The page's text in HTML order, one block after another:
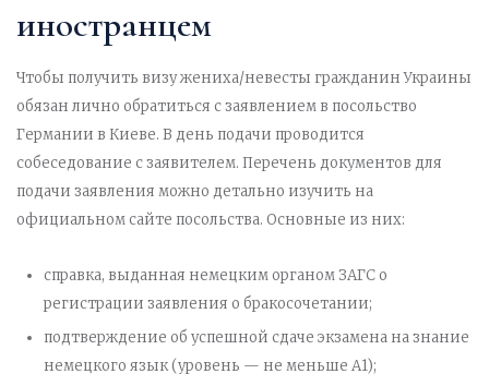
иностранцем
Чтобы получить визу жениха/невесты гражданин Украины
обязан лично обратиться с заявлением в посольство
Германии в Киеве. В день подачи проводится
собеседование с заявителем. Перечень документов для
подачи заявления можно детально изучить на
официальном сайте посольства. Основные из них:
справка, выданная немецким органом ЗАГС о
регистрации заявления о бракосочетании;
подтверждение об успешной сдаче экзамена на знание
немецкого язык (уровень — не меньше А1);